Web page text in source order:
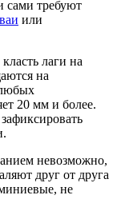
сами требуют
или
лаги на
на
20 мм и более.
невозможно,
друг от друга
не